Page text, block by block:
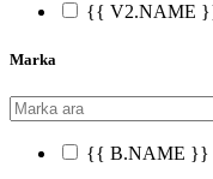
{{ V2.NAME
Marka
{{ B.NAME }}